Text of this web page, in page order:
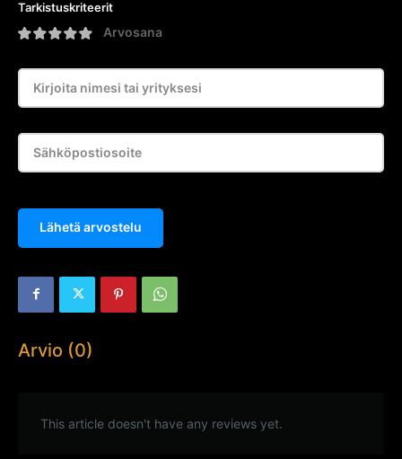
Tarkistuskriteerit
Arvosana
Lähetä arvostelu
Arvio (0)
This article doesn't have any reviews yet.